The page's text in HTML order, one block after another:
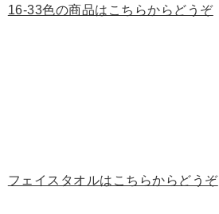
16-33色の商品はこちらからどうぞ
フェイスタオルはこちらからどうぞ